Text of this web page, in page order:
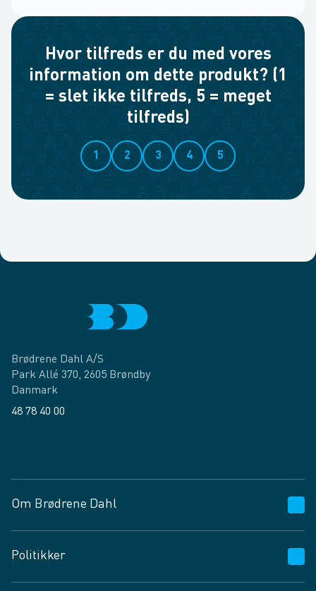
Hvor tilfreds er du med vores
information om dette produkt? (1
= slet ikke tilfreds, 5 = meget
tilfreds)
1 2 3 4 5
Brødrene Dahl A/S
Park Allé 370, 2605 Brøndby
Danmark
48 78 40 00
Om Brødrene Dahl
Vagttelefon 30 10 89 89
Spørgsmål og svar
Politikker